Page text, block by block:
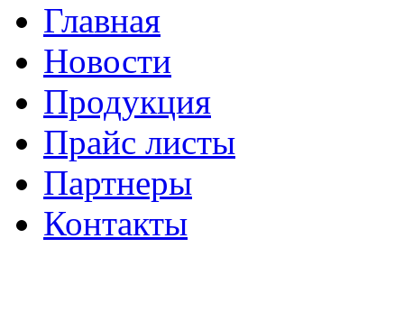
Главная
Новости
Продукция
Прайс листы
Партнеры
Контакты